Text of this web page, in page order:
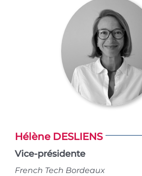
Hélène DESLIENS
Vice-présidente
French Tech Bordeaux